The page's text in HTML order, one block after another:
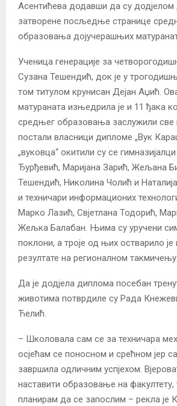
Асентићева додавши да су
затворене посљедње странице
образовања дојучерашњих
Ученица генерације за
Сузана Тешендић, док је у
том титулом крунисан Дејан Аџић.
матураната изњедрила је и 11 ђака
средњег образовања заслужили све
постали власници дипломе „Вук
„вуковца“ окитили су се
Ђурђевић, Маријана Зарић, Жељана
Тешендић, Николина Чолић и
и техничари информационих
Марко Лазић, Свјетлана Тодорић,
Жељка Балабан. Њима су уручени
поклони, а троје од њих остварило
резултате на регионалном такмичењу.
Да је додјела диплома посебан
животима потврдиле су Рада
Ћелић.
– Школовала сам се за техничара
осјећам се поносном и срећном јер
завршила одличним успјехом.
наставити образовање на
планирам да се запослим – рекла је